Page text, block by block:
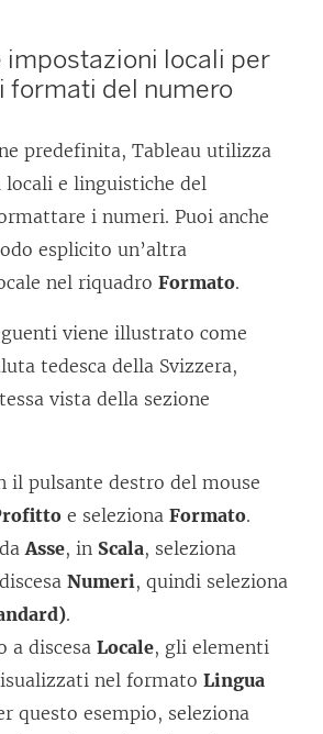
impostazioni locali per
formati del numero
predefinita, Tableau utilizza
e linguistiche del
i numeri. Puoi anche
esplicito un’altra
nel riquadro Formato.
viene illustrato come
tedesca della Svizzera,
vista della sezione
il pulsante destro del mouse
e seleziona Formato.
Asse, in Scala, seleziona
Numeri, quindi seleziona
.
a discesa Locale, gli elementi
nel formato Lingua
questo esempio, seleziona